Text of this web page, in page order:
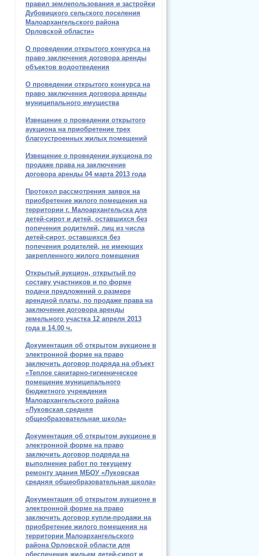
правил землепользования и застройки
Дубовицкого сельского поселения
Малоархангельского района
Орловской области»
О проведении открытого конкурса на
право заключения договора аренды
объектов водоотведения
О проведении открытого конкурса на
право заключения договора аренды
муниципального имущества
Извещение о проведении открытого
аукциона на приобретение трех
благоустроенных жилых помещений
Извещение о проведении аукциона по
продаже права на заключение
договора аренды 04 марта 2013 года
Протокол рассмотрения заявок на
приобретение жилого помещения на
территории г. Малоархангельска для
детей-сирот и детей, оставшихся без
попечения родителей, лиц из числа
детей-сирот, оставшихся без
попечения родителей, не имеющих
закрепленного жилого помещения
Открытый аукцион, открытый по
составу участников и по форме
подачи предложений о размере
арендной платы, по продаже права на
заключение договора аренды
земельного участка 12 апреля 2013
года в 14.00 ч.
Документация об открытом аукционе в
электронной форме на право
заключить договор подряда на объект
«Теплое санитарно-гигиеническое
помещение муниципального
бюджетного учреждения
Малоархангельского района
«Луковская средняя
общеобразовательная школа»
Документация об открытом аукционе в
электронной форме на право
заключить договор подряда на
выполнение работ по текущему
ремонту здания МБОУ «Луковская
средняя общеобразовательная школа»
Документация об открытом аукционе в
электронной форме на право
заключить договор купли-продажи на
приобретение жилого помещения на
территории Малоархангельского
района Орловской области для
обеспечения жильем детей-сирот и